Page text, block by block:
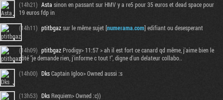
(14h21) Asta sinon en passant sur HMV y a re5 pour 35 euros et dead space pour
19 euros fdp in
(14h11) ptitbgazsur le même sujet [numerama.com] edifiant ou desesperant
(14h09) ptitbgazProdigy> 11:57 > ah il est fort ce canard qd même, j'aime bien le
côté "je demande rien, j'informe c tout !", digne d'un delateur collabo..
(14h00) DksCaptain Igloo> Owned aussi :s
(13h53) DksRequiem> Owned :c))